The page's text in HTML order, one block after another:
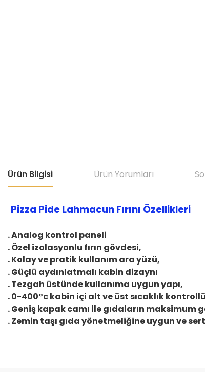
Ürün Bilgisi Ürün Yorumları
Pizza Pide Lahmacun Fırını Özellikleri
. Analog kontrol paneli
. Özel izolasyonlu fırın gövdesi,
. Kolay ve pratik kullanım ara yüzü,
. Güçlü aydınlatmalı kabin dizaynı
. Tezgah üstünde kullanıma uygun yapı,
. 0-400°c kabin içi alt ve üst sıcaklık
. Geniş kapak camı ile gıdaların maksimum
. Zemin taşı gıda yönetmeliğine uygun ve